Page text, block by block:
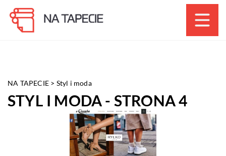
NA TAPECIE > Styl i moda
STYL I MODA - STRONA 4